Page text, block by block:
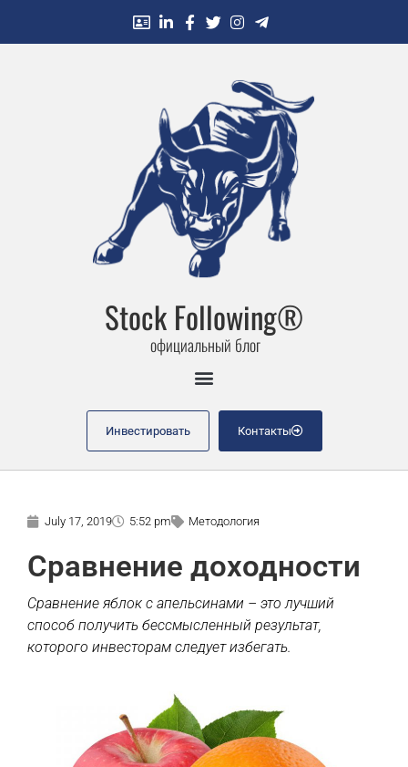
Stock Following®
официальный блог
Инвестировать Контакты
July 17, 2019 5:52 pm Методология
Сравнение доходности
Сравнение яблок с апельсинами – это лучший
способ получить бессмысленный результат,
которого инвесторам следует избегать.